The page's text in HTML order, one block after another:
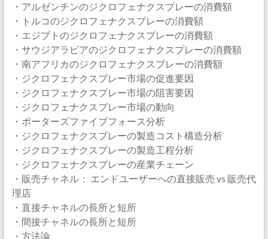
・アルゼンチンのジクロフェナクスプレーの消費額
・トルコのジクロフェナクスプレーの消費額
・エジプトのジクロフェナクスプレーの消費額
・サウジアラビアのジクロフェナクスプレーの消費額
・南アフリカのジクロフェナクスプレーの消費額
・ジクロフェナクスプレー市場の促進要因
・ジクロフェナクスプレー市場の阻害要因
・ジクロフェナクスプレー市場の動向
・ポーターズファイブフォース分析
・ジクロフェナクスプレーの製造コスト構造分析
・ジクロフェナクスプレーの製造工程分析
・ジクロフェナクスプレーの産業チェーン
・販売チャネル： エンドユーザーへの直接販売 vs 販売代
理店
・直接チャネルの長所と短所
・間接チャネルの長所と短所
・方法論